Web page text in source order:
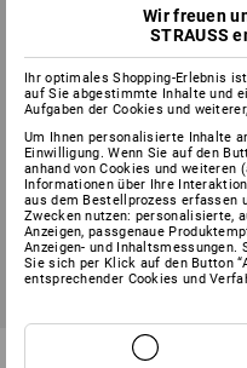
PVC-Strickhandschuhe Rondo
Wir freuen
STRAUSS
Ihr optimales Shopping-Erlebnis
auf Sie abgestimmte Inhalte und
Aufgaben der Cookies und
Um Ihnen personalisierte Inhalte
Einwilligung. Wenn Sie auf den
anhand von Cookies und weiteren
Informationen über Ihre
aus dem Bestellprozess erfassen
Zwecken nutzen: personalisierte,
Anzeigen, passgenaue
Anzeigen- und Inhaltsmessungen.
Sie sich per Klick auf den Button
entsprechender Cookies und